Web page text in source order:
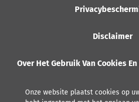
Disclaimer
Over Het Gebruik Van Cookies
Onze website plaatst cookies op